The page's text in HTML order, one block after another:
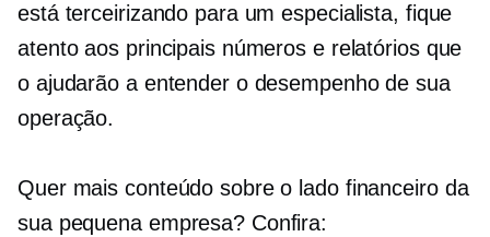
está terceirizando para um especialista, fique
atento aos principais números e relatórios que
o ajudarão a entender o desempenho de sua
operação.
Quer mais conteúdo sobre o lado financeiro da
sua pequena empresa? Confira: